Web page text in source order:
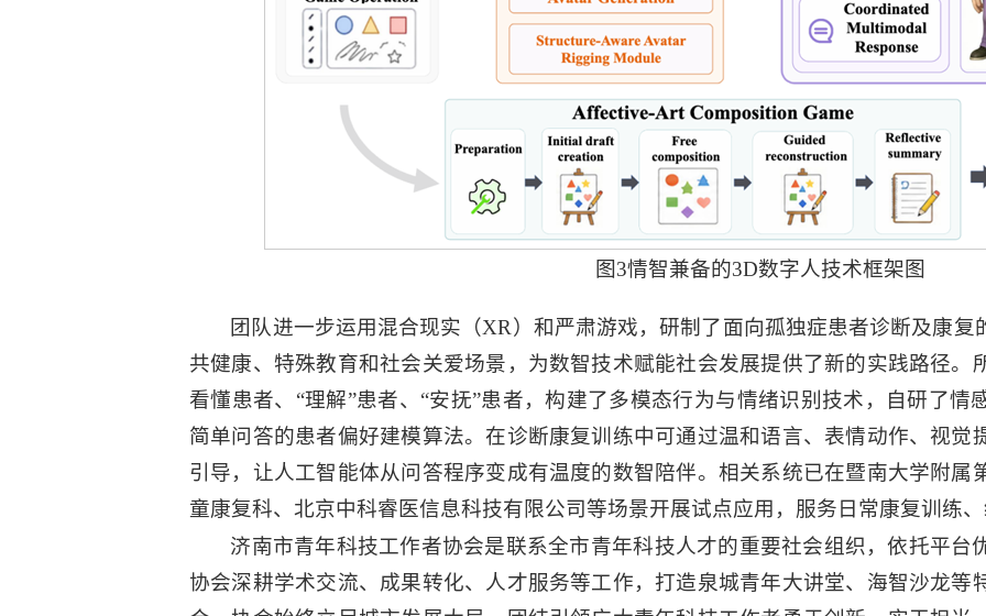
图3情智兼备的3D数字人技术框架图
团队进一步运用混合现实（XR）和严肃游戏，研制了面向孤独症患者诊断及康
共健康、特殊教育和社会关爱场景，为数智技术赋能社会发展提供了新的实践路径。
看懂患者、“理解”患者、“安抚”患者，构建了多模态行为与情绪识别技术，自研了情
简单问答的患者偏好建模算法。在诊断康复训练中可通过温和语言、表情动作、视觉
引导，让人工智能体从问答程序变成有温度的数智陪伴。相关系统已在暨南大学附属
童康复科、北京中科睿医信息科技有限公司等场景开展试点应用，服务日常康复训练
济南市青年科技工作者协会是联系全市青年科技人才的重要社会组织，依托平台
协会深耕学术交流、成果转化、人才服务等工作，打造泉城青年大讲堂、海智沙龙等